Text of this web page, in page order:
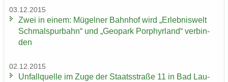
03.12.2015
Zwei in einem: Mü­gel­ner Bahn­hof wird „Er­leb­nis­welt
Schmal­spur­bahn“ und „Geo­park Por­phyr­land“ ver­bin­
den
02.12.2015
Un­fall­quel­le im Zuge der Staats­stra­ße 11 in Bad Lau­